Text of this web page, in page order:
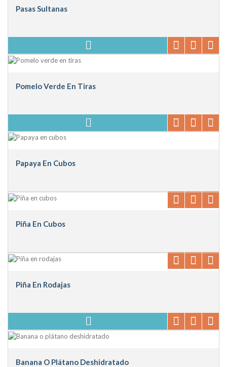
Pasas Sultanas
Pomelo Verde En Tiras
Papaya En Cubos
Piña En Cubos
Piña En Rodajas
Banana O Plátano Deshidratado